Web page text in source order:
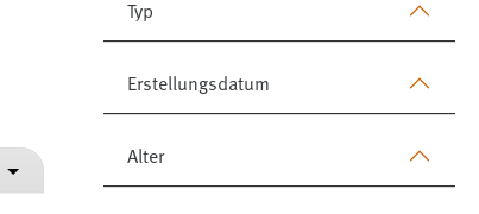
Typ
Erstellungsdatum
Alter